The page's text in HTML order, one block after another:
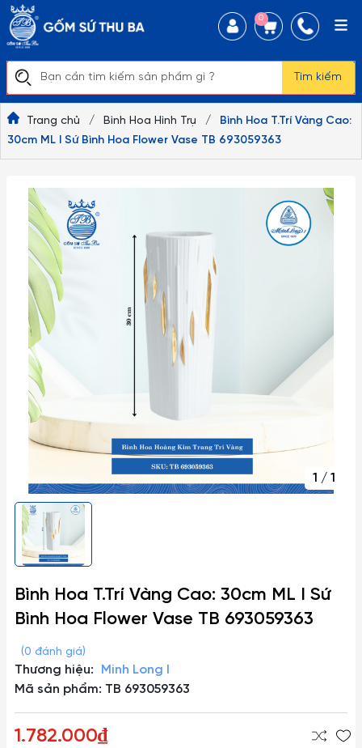
Tìm kiếm
0
Trang chủ / Bình Hoa Hình Trụ /
Bình Hoa T.Trí Vàng Cao:
30cm ML I Sứ Bình Hoa Flower Vase TB 693059363
1 / 1
Bình Hoa T.Trí Vàng Cao: 30cm ML I Sứ
Bình Hoa Flower Vase TB 693059363
(0 đánh giá)
Thương hiệu:
Minh Long I
Mã sản phẩm: TB 693059363
1.782.000₫